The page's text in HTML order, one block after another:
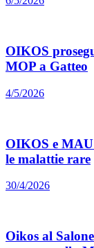
OIKOS
MOP a Gatteo
4/5/2026
OIKOS e
le malattie rare
30/4/2026
Oikos al